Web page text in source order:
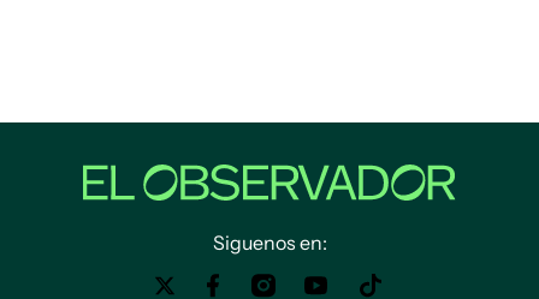
Siguenos en: